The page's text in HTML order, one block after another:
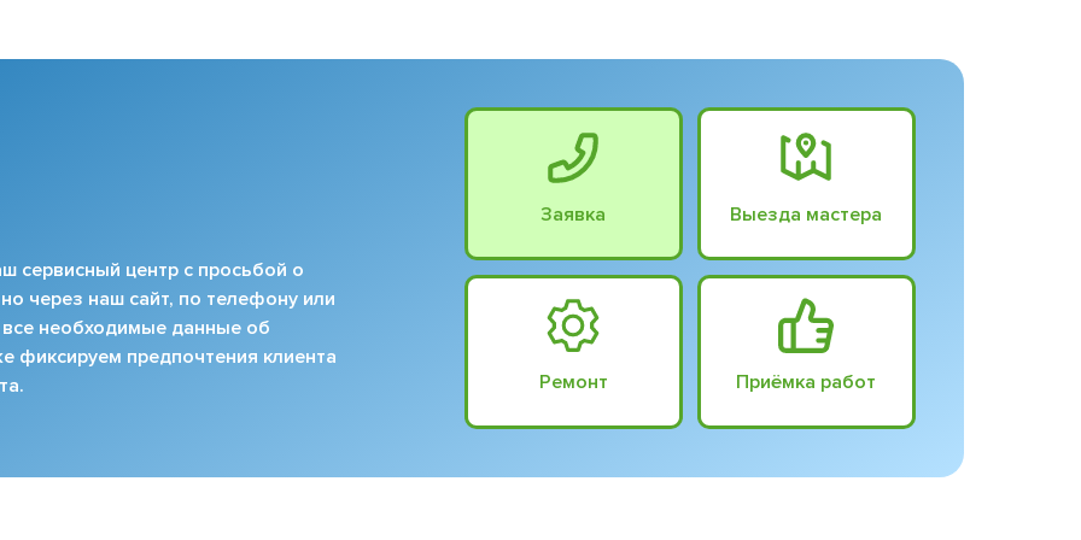
сервисный центр с просьбой о
через наш сайт, по телефону или
необходимые данные об
фиксируем предпочтения клиента
Заявка Выезда мастера
Ремонт Приёмка работ